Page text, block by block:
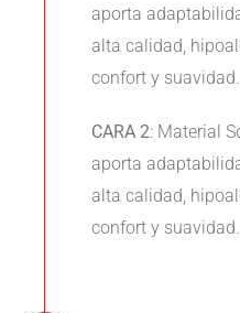
aporta
alta calidad,
confort y suavidad.
CARA 2: Material
aporta
alta calidad,
confort y suavidad.